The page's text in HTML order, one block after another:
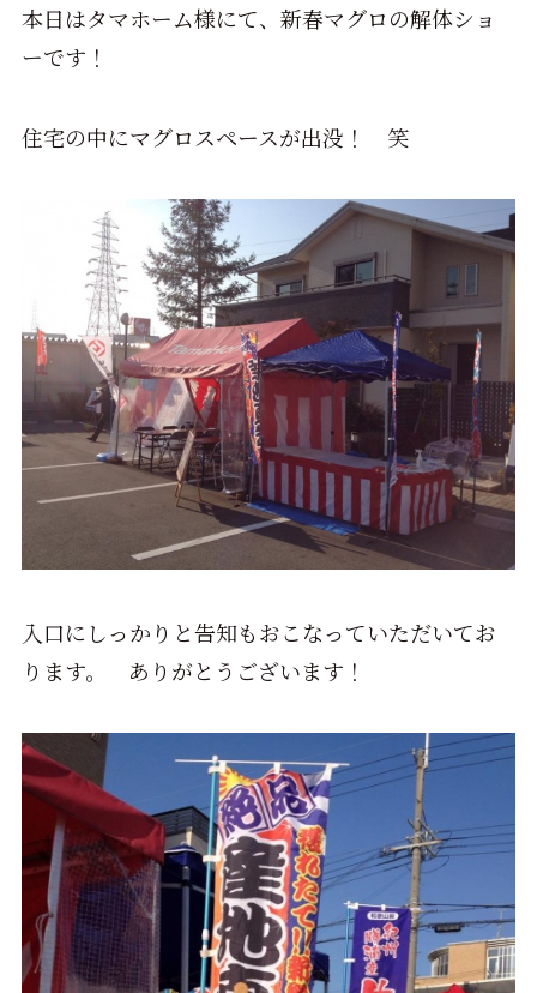
本日はタマホーム様にて、新春マグロの解体ショ
ーです！
住宅の中にマグロスペースが出没！ 笑
入口にしっかりと告知もおこなっていただいてお
ります。 ありがとうございます！